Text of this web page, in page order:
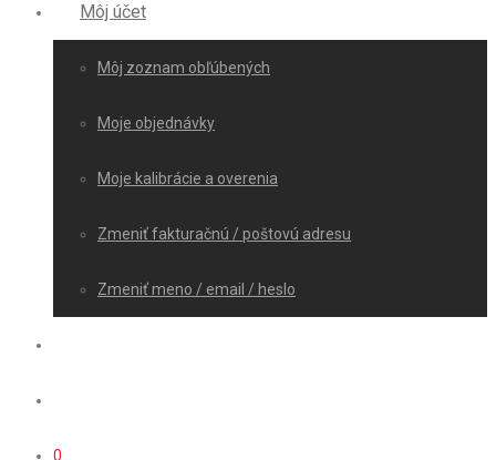
Môj účet
Môj zoznam obľúbených
Moje objednávky
Moje kalibrácie a overenia
Zmeniť fakturačnú / poštovú adresu
Zmeniť meno / email / heslo
0